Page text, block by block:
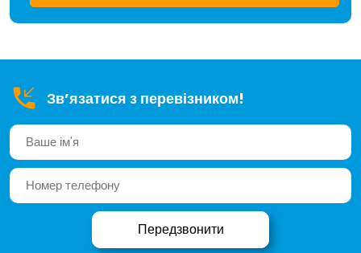
Зв’язатися з перевізником!